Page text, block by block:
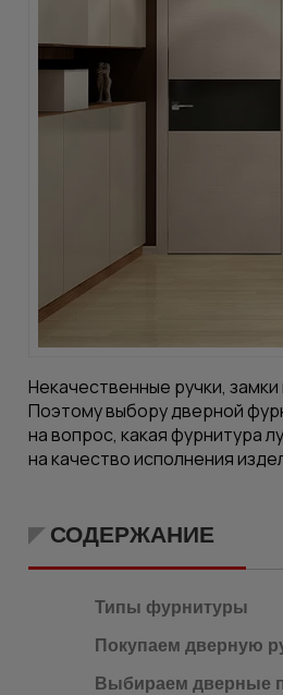
Некачественные ручки,
Поэтому выбору дверной
на вопрос, какая фурнитура
на качество исполнения
СОДЕРЖАНИЕ
Типы фурнитуры
Покупаем дверную
Выбираем дверные